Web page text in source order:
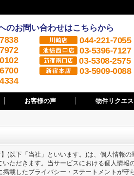
のお問い合わせはこちらから
044-221-7055
03-5396-7127
03-5308-2575
03-5909-0088
お客様の声 物件リクエス
】(以下「当社」といいます。)は、個人情報
ただきます。当サービスにおける個人情報
載したプライバシー・ステートメントが守